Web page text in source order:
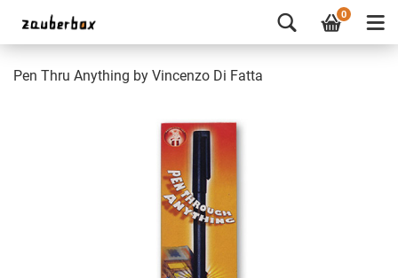
0
Pen Thru Anything by Vincenzo Di Fatta